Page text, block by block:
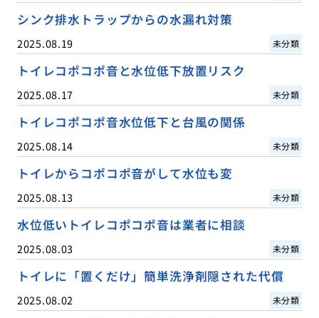
シンク排水トラップからの水漏れ対策
2025.08.19 未分類
トイレコポコポ音と水位低下放置リスク
2025.08.17 未分類
トイレコポコポ音水位低下と台風の関係
2025.08.14 未分類
トイレからコポコポ音がして水位も変
2025.08.13 未分類
水位低いトイレコポコポ音は業者に相談
2025.08.03 未分類
トイレに「置くだけ」簡単洗浄剤隠された代償
2025.08.02 未分類